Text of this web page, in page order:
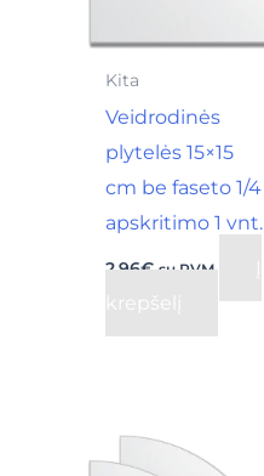
Kita
Veidrodinės
plytelės 15×15
cm be faseto 1/4
apskritimo 1 vnt.
2,96€ su PVM
krepšelį